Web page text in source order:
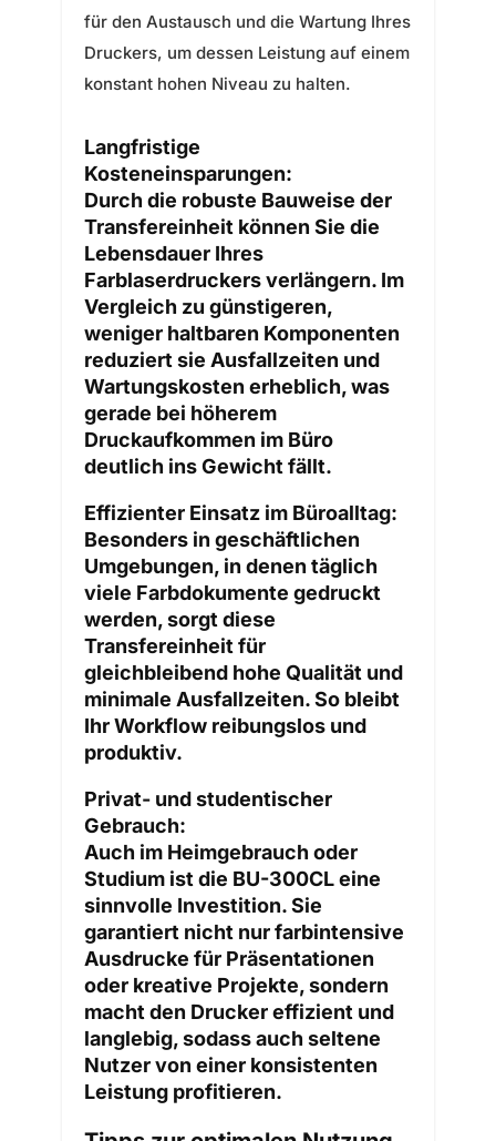
für den Austausch und die Wartung Ihres
Druckers, um dessen Leistung auf einem
konstant hohen Niveau zu halten.
Langfristige
Kosteneinsparungen:
Durch die robuste Bauweise der
Transfereinheit können Sie die
Lebensdauer Ihres
Farblaserdruckers verlängern. Im
Vergleich zu günstigeren,
weniger haltbaren Komponenten
reduziert sie Ausfallzeiten und
Wartungskosten erheblich, was
gerade bei höherem
Druckaufkommen im Büro
deutlich ins Gewicht fällt.
Effizienter Einsatz im Büroalltag:
Besonders in geschäftlichen
Umgebungen, in denen täglich
viele Farbdokumente gedruckt
werden, sorgt diese
Transfereinheit für
gleichbleibend hohe Qualität und
minimale Ausfallzeiten. So bleibt
Ihr Workflow reibungslos und
produktiv.
Privat- und studentischer
Gebrauch:
Auch im Heimgebrauch oder
Studium ist die BU-300CL eine
sinnvolle Investition. Sie
garantiert nicht nur farbintensive
Ausdrucke für Präsentationen
oder kreative Projekte, sondern
macht den Drucker effizient und
langlebig, sodass auch seltene
Nutzer von einer konsistenten
Leistung profitieren.